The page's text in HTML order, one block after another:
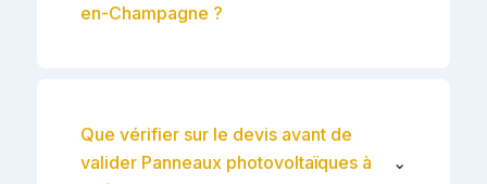
en-Champagne ?
Que vérifier sur le devis avant de
valider Panneaux photovoltaïques à
⌄